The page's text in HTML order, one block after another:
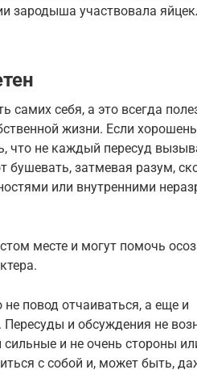
зародыша участвовала
самих себя, а это всегда
жизни. Если
что не каждый пересуд
затмевая разум,
или внутренними
месте и могут помочь
не повод отчаиваться, а еще и
и обсуждения не
и не очень стороны
с собой и, может быть,